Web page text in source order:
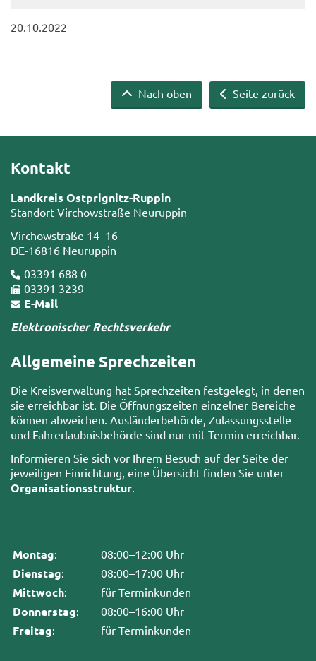
20.10.2022
Seite zurück
Nach oben
Kontakt
Landkreis Ostprignitz-Ruppin
Standort Virchowstraße Neuruppin
Virchowstraße 14–16
DE-16816 Neuruppin
03391 688 0
03391 3239
E-Mail
Elektronischer Rechtsverkehr
Allgemeine Sprechzeiten
Die Kreisverwaltung hat Sprechzeiten festgelegt, in denen
sie erreichbar ist. Die Öffnungszeiten einzelner Bereiche
können abweichen. Ausländerbehörde, Zulassungsstelle
und Fahrerlaubnisbehörde sind nur mit Termin erreichbar.
Informieren Sie sich vor Ihrem Besuch auf der Seite der
jeweiligen Einrichtung, eine Übersicht finden Sie unter
Organisationsstruktur.
Montag: 08:00–12:00 Uhr
Dienstag: 08:00–17:00 Uhr
Mittwoch: für Terminkunden
Donnerstag: 08:00–16:00 Uhr
Freitag: für Terminkunden